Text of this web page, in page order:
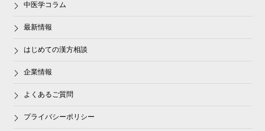
中医学コラム
最新情報
はじめての漢方相談
企業情報
よくあるご質問
プライバシーポリシー